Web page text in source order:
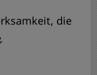
die